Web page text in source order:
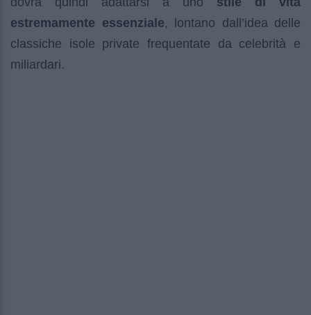
estremamente essenziale, lontano dall’idea delle
classiche isole private frequentate da celebrità e
miliardari.